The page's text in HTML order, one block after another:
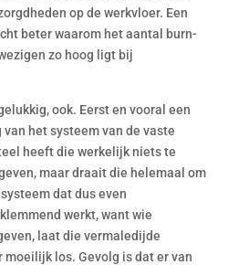
op de werkvloer. Een
beter waarom het aantal burn-
zo hoog ligt bij
ook. Eerst en vooral een
het systeem van de vaste
heeft die werkelijk niets te
maar draait die helemaal om
dat dus even
werkt, want wie
laat die vermaledijde
moeilijk los. Gevolg is dat er van